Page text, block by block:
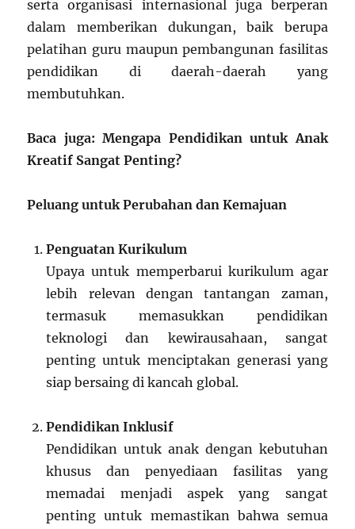
serta organisasi internasional juga berperan
dalam memberikan dukungan, baik berupa
pelatihan guru maupun pembangunan fasilitas
pendidikan di daerah-daerah yang
membutuhkan.
Baca juga: Mengapa Pendidikan untuk Anak
Kreatif Sangat Penting?
Peluang untuk Perubahan dan Kemajuan
Penguatan Kurikulum
Upaya untuk memperbarui kurikulum agar
lebih relevan dengan tantangan zaman,
termasuk memasukkan pendidikan
teknologi dan kewirausahaan, sangat
penting untuk menciptakan generasi yang
siap bersaing di kancah global.
Pendidikan Inklusif
Pendidikan untuk anak dengan kebutuhan
khusus dan penyediaan fasilitas yang
memadai menjadi aspek yang sangat
penting untuk memastikan bahwa semua